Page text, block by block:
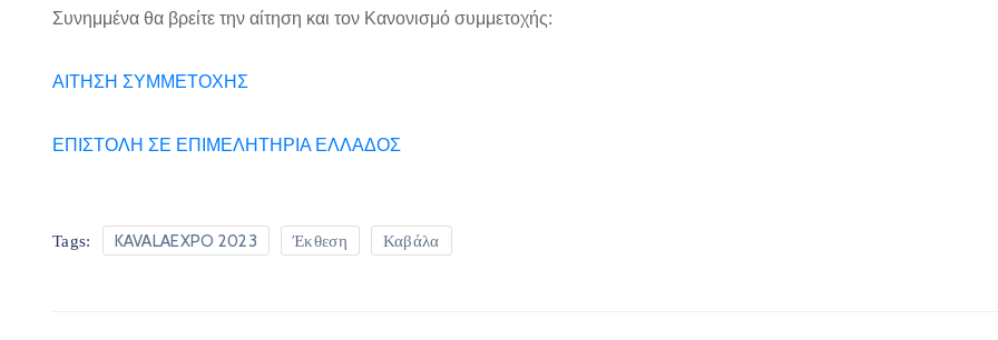
Συνημμένα θα βρείτε την αίτηση και τον Κανονισμό συμμετοχής:
ΑΙΤΗΣΗ ΣΥΜΜΕΤΟΧΗΣ
ΕΠΙΣΤΟΛΗ ΣΕ ΕΠΙΜΕΛΗΤΗΡΙΑ ΕΛΛΑΔΟΣ
Tags: KAVALAEXPO 2023 Έκθεση Καβάλα